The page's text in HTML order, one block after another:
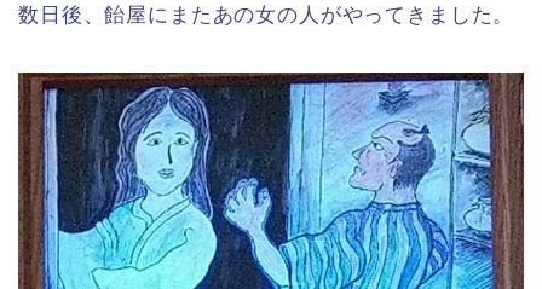
数日後、飴屋にまたあの女の人がやってきました。